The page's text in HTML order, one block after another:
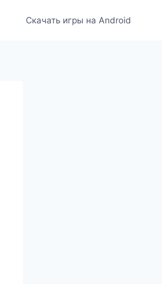
Скачать игры на Android